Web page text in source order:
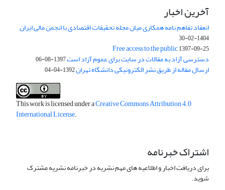
آخرین اخبار
انعقاد تفاهم نامه همکاری میان مجله تحقیقات اقتصادی با انجمن مالی ایران
1404-02-30
Free access to the public1397-09-25
دسترسی آزاد به مقالات در سایت برای عموم آزاد است1397-08-06
ارسال مقاله از طریق نشر الکترونیکی دانشگاه تهران1392-04-04
This work is licensed under aCreative Commons Attribution 4.0
International License.
اشتراک خبرنامه
برای دریافت اخبار و اطلاعیه های مهم نشریه در خبرنامه نشریه مشترک
شوید.